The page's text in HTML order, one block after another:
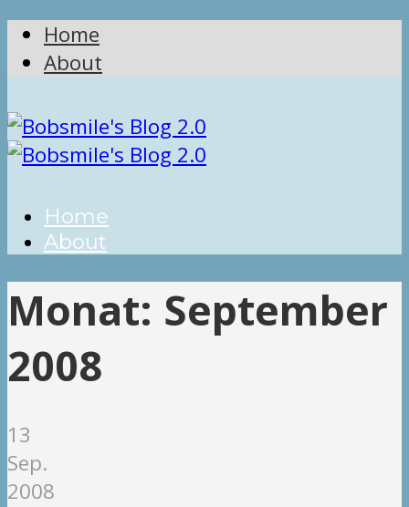
Home
About
Home
About
Monat: September
2008
13
Sep.
2008